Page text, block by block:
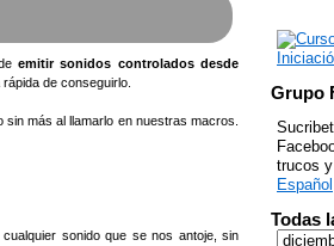
deemitir sonidos controlados desde
de conseguirlo.
más al llamarlo en nuestras macros.
sonido que se nos antoje, sin
Grupo
trucos
Español
Todas